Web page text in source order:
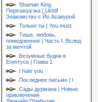
Shaman King.
Перезагрузка | Ukfdf
Знакомство с Йо Асакурой
Только ты | You must
Тише, любовь,
помедленнее | Часть I. Вслед
за мечтой
Безумные будни в
Египтусе | Глава 1
I hate you
Последнее письмо | I
Сады дурмана | Новые
приключения